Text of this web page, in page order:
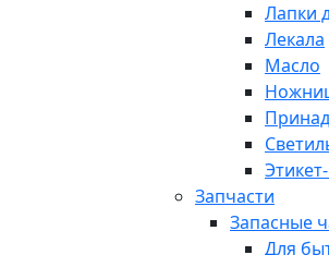
Лапки
Лекала
Масло
Запчасти
Запасные
Для